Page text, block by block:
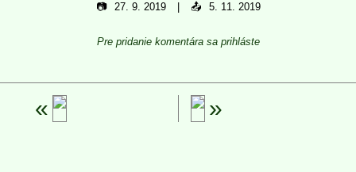
📷 27. 9. 2019 📤 5. 11. 2019
Pre pridanie komentára sa prihláste